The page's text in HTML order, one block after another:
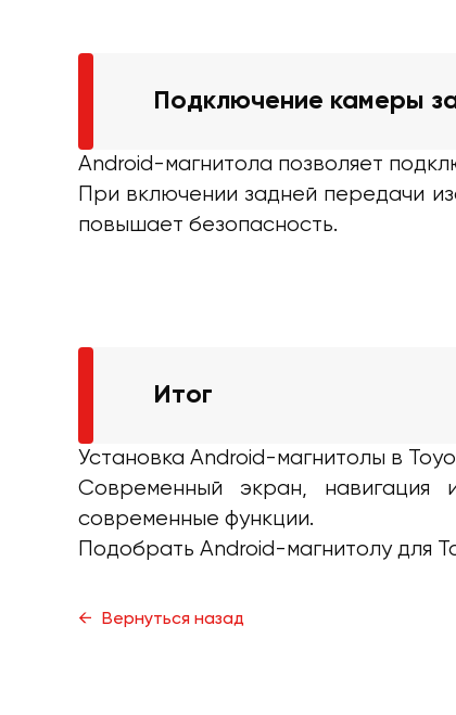
Подключение камеры
Android-магнитола позволяет
При включении задней передачи
повышает безопасность.
Итог
Установка Android-магнитолы в
Современный экран,
современные функции.
Подобрать Android-магнитолу для
Вернуться назад